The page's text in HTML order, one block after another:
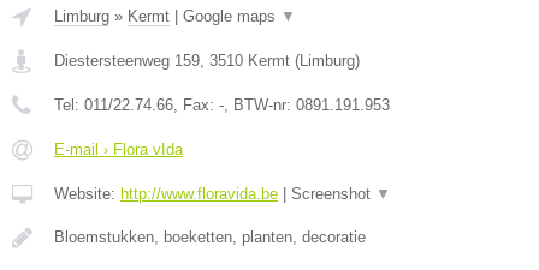
Limburg » Kermt | Google maps ▼
Diestersteenweg 159 3510 Kermt (Limburg)
Tel: 011/22.74.66 , Fax: - , BTW-nr: 0891.191.953
E-mail › Flora vIda
Website: http://www.floravida.be | Screenshot ▼
Bloemstukken, boeketten, planten, decoratie